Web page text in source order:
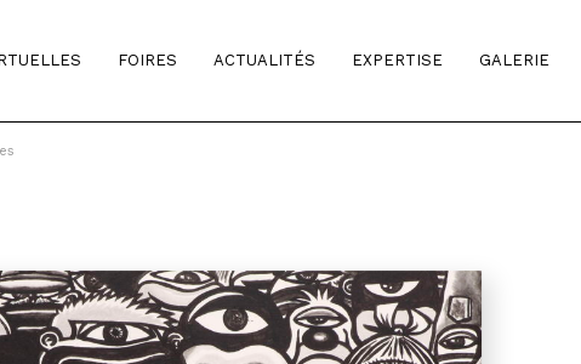
FOIRES ACTUALITÉS EXPERTISE GALERIE